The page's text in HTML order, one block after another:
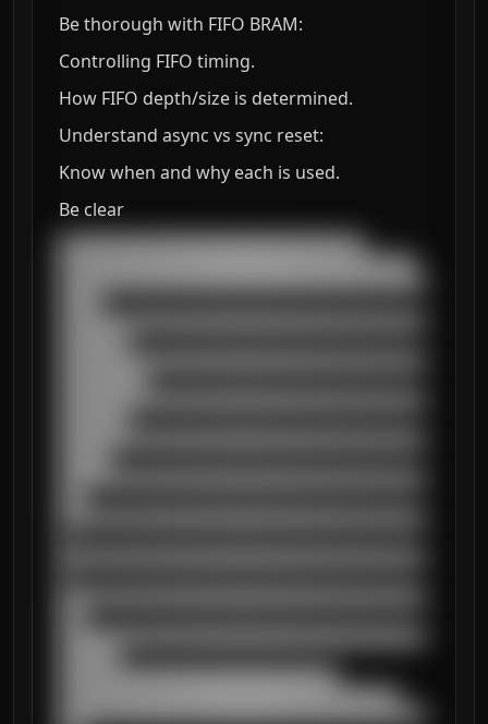
Be thorough with FIFO BRAM:
Controlling FIFO timing.
How FIFO depth/size is determined.
Understand async vs sync reset:
Know when and why each is used.
Be clear
███████████████████████████████████
█████████████████████████████████████████
██████████████████████████████████████████
████████████████████████████████
███████████████████████████████████████
██████████████████████████████████████████